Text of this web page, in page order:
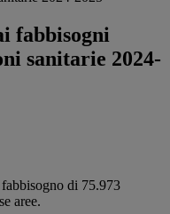
fabbisogni
sanitarie 2024-
di 75.973
aree.